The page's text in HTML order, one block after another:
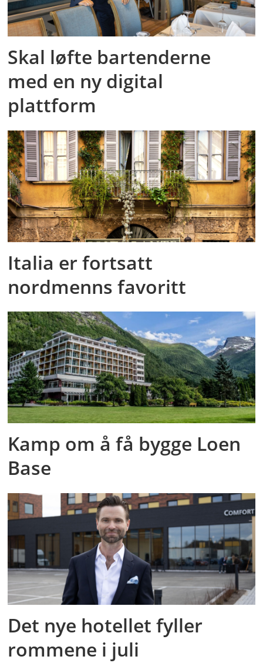
Skal løfte bartenderne
med en ny digital
plattform
Italia er fortsatt
nordmenns favoritt
Kamp om å få bygge Loen
Base
Det nye hotellet fyller
rommene i juli